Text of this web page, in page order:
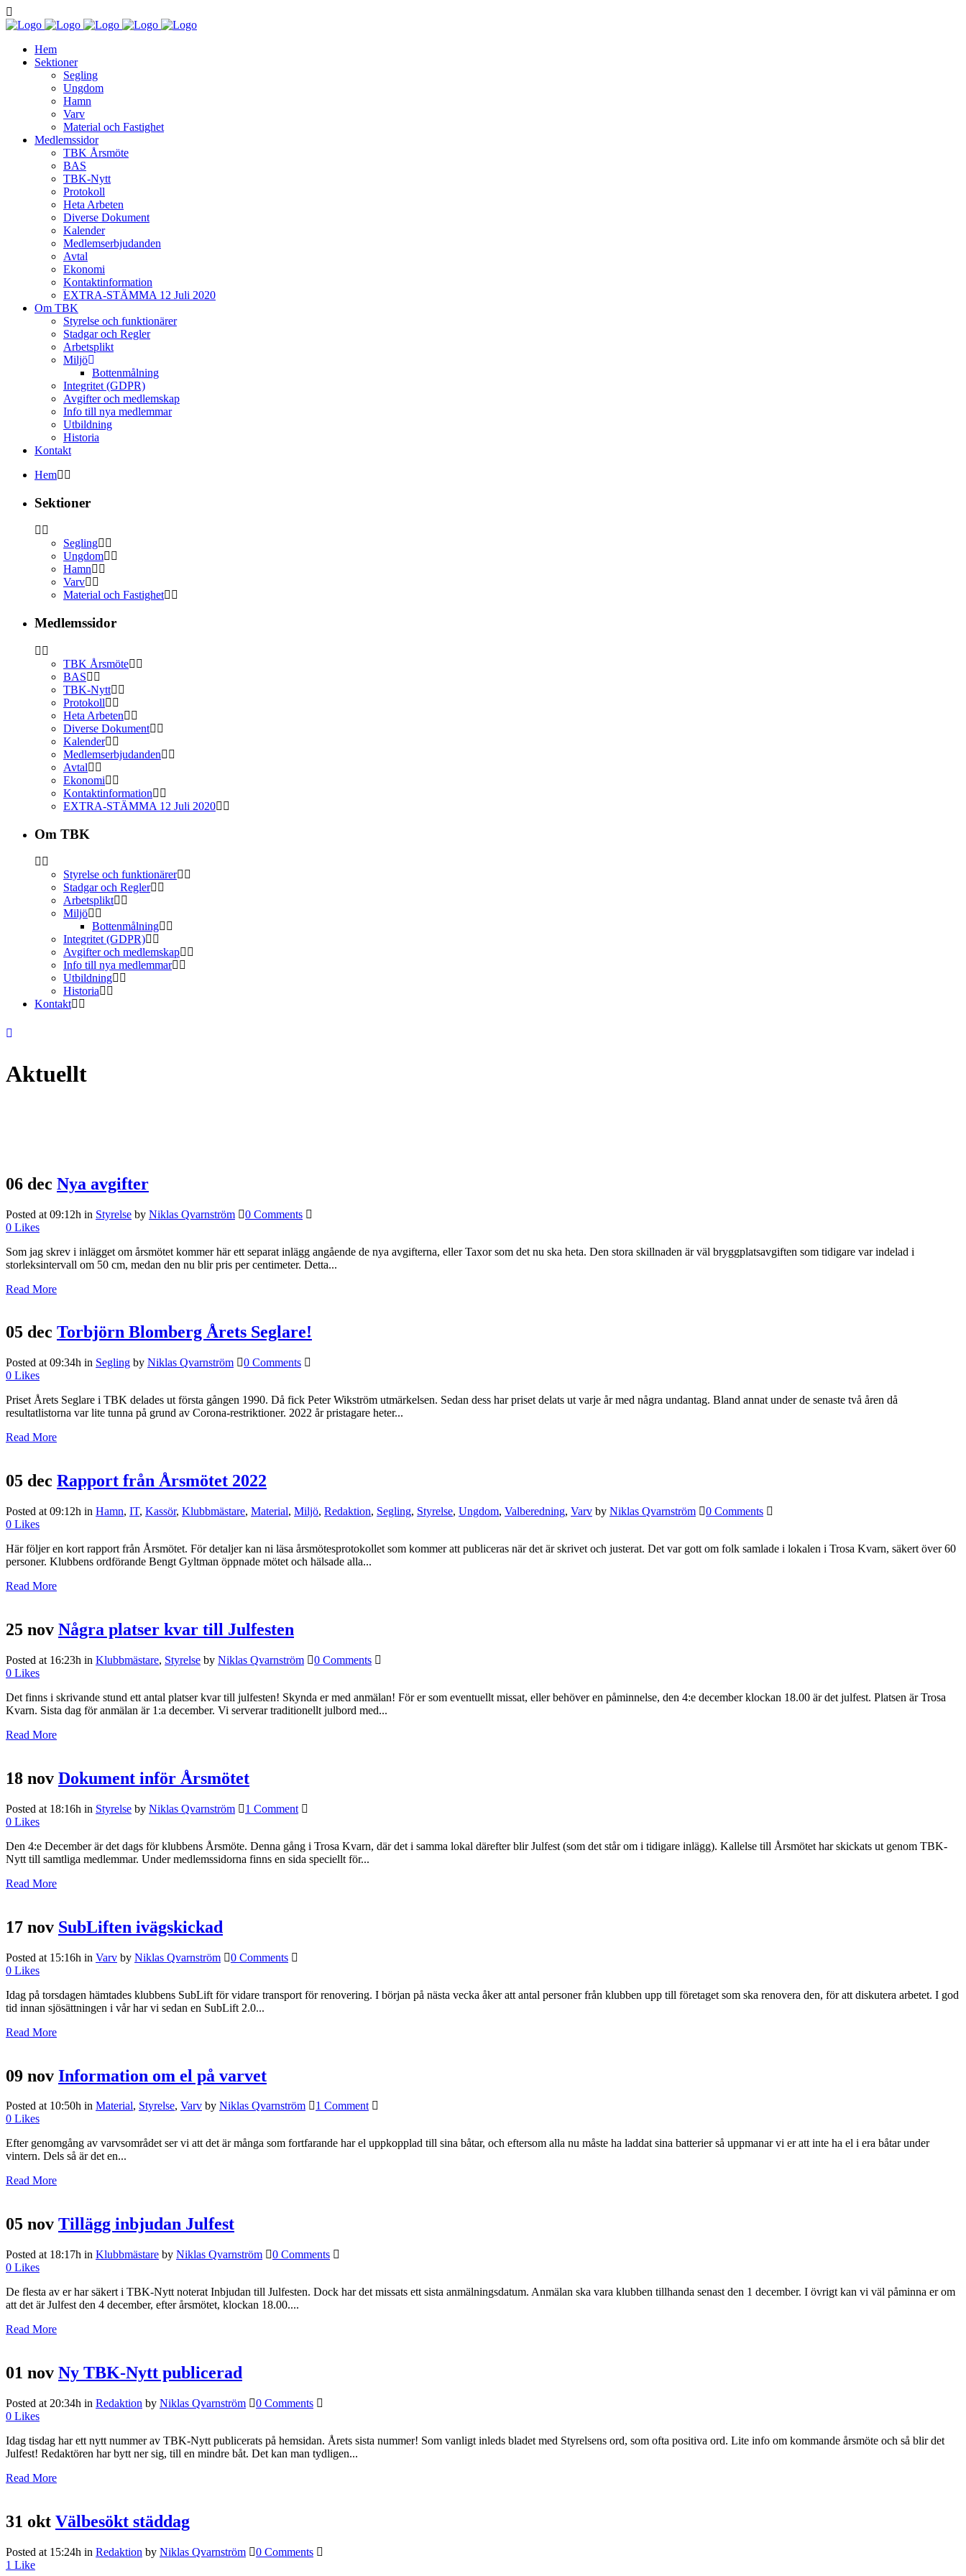
Hem
Sektioner
Segling
Ungdom
Hamn
Varv
Material och Fastighet
Medlemssidor
TBK Årsmöte
BAS
TBK-Nytt
Protokoll
Heta Arbeten
Diverse Dokument
Kalender
Medlemserbjudanden
Avtal
Ekonomi
Kontaktinformation
EXTRA-STÄMMA 12 Juli 2020
Om TBK
Styrelse och funktionärer
Stadgar och Regler
Arbetsplikt
Miljö
Bottenmålning
Integritet (GDPR)
Avgifter och medlemskap
Info till nya medlemmar
Utbildning
Historia
Kontakt
Hem
Sektioner
Segling
Ungdom
Hamn
Varv
Material och Fastighet
Medlemssidor
TBK Årsmöte
BAS
TBK-Nytt
Protokoll
Heta Arbeten
Diverse Dokument
Kalender
Medlemserbjudanden
Avtal
Ekonomi
Kontaktinformation
EXTRA-STÄMMA 12 Juli 2020
Om TBK
Styrelse och funktionärer
Stadgar och Regler
Arbetsplikt
Miljö
Bottenmålning
Integritet (GDPR)
Avgifter och medlemskap
Info till nya medlemmar
Utbildning
Historia
Kontakt
Aktuellt
06 dec Nya avgifter
Posted at 09:12h in Styrelse by Niklas Qvarnström
0 Comments
0 Likes
Som jag skrev i inlägget om årsmötet kommer här ett separat inlägg angående de nya avgifterna, eller Taxor som det nu ska heta. Den stora skillnaden är väl bryggplatsavgiften som tidigare var indelad i
storleksintervall om 50 cm, medan den nu blir pris per centimeter. Detta...
Read More
05 dec Torbjörn Blomberg Årets Seglare!
Posted at 09:34h in Segling by Niklas Qvarnström
0 Comments
0 Likes
Priset Årets Seglare i TBK delades ut första gången 1990. Då fick Peter Wikström utmärkelsen. Sedan dess har priset delats ut varje år med några undantag. Bland annat under de senaste två åren då
resultatlistorna var lite tunna på grund av Corona-restriktioner. 2022 år pristagare heter...
Read More
05 dec Rapport från Årsmötet 2022
Posted at 09:12h in Hamn, IT, Kassör, Klubbmästare, Material, Miljö, Redaktion, Segling, Styrelse, Ungdom, Valberedning, Varv by Niklas Qvarnström
0 Comments
0 Likes
Här följer en kort rapport från Årsmötet. För detaljer kan ni läsa årsmötesprotokollet som kommer att publiceras när det är skrivet och justerat. Det var gott om folk samlade i lokalen i Trosa Kvarn, säkert över 60
personer. Klubbens ordförande Bengt Gyltman öppnade mötet och hälsade alla...
Read More
25 nov Några platser kvar till Julfesten
Posted at 16:23h in Klubbmästare, Styrelse by Niklas Qvarnström
0 Comments
0 Likes
Det finns i skrivande stund ett antal platser kvar till julfesten! Skynda er med anmälan! För er som eventuellt missat, eller behöver en påminnelse, den 4:e december klockan 18.00 är det julfest. Platsen är Trosa
Kvarn. Sista dag för anmälan är 1:a december. Vi serverar traditionellt julbord med...
Read More
18 nov Dokument inför Årsmötet
Posted at 18:16h in Styrelse by Niklas Qvarnström
1 Comment
0 Likes
Den 4:e December är det dags för klubbens Årsmöte. Denna gång i Trosa Kvarn, där det i samma lokal därefter blir Julfest (som det står om i tidigare inlägg). Kallelse till Årsmötet har skickats ut genom TBK-
Nytt till samtliga medlemmar. Under medlemssidorna finns en sida speciellt för...
Read More
17 nov SubLiften ivägskickad
Posted at 15:16h in Varv by Niklas Qvarnström
0 Comments
0 Likes
Idag på torsdagen hämtades klubbens SubLift för vidare transport för renovering. I början på nästa vecka åker att antal personer från klubben upp till företaget som ska renovera den, för att diskutera arbetet. I god
tid innan sjösättningen i vår har vi sedan en SubLift 2.0...
Read More
09 nov Information om el på varvet
Posted at 10:50h in Material, Styrelse, Varv by Niklas Qvarnström
1 Comment
0 Likes
Efter genomgång av varvsområdet ser vi att det är många som fortfarande har el uppkopplad till sina båtar, och eftersom alla nu måste ha laddat sina batterier så uppmanar vi er att inte ha el i era båtar under
vintern. Dels så är det en...
Read More
05 nov Tillägg inbjudan Julfest
Posted at 18:17h in Klubbmästare by Niklas Qvarnström
0 Comments
0 Likes
De flesta av er har säkert i TBK-Nytt noterat Inbjudan till Julfesten. Dock har det missats ett sista anmälningsdatum. Anmälan ska vara klubben tillhanda senast den 1 december. I övrigt kan vi väl påminna er om
att det är Julfest den 4 december, efter årsmötet, klockan 18.00....
Read More
01 nov Ny TBK-Nytt publicerad
Posted at 20:34h in Redaktion by Niklas Qvarnström
0 Comments
0 Likes
Idag tisdag har ett nytt nummer av TBK-Nytt publicerats på hemsidan. Årets sista nummer! Som vanligt inleds bladet med Styrelsens ord, som ofta positiva ord. Lite info om kommande årsmöte och så blir det
Julfest! Redaktören har bytt ner sig, till en mindre båt. Det kan man tydligen...
Read More
31 okt Välbesökt städdag
Posted at 15:24h in Redaktion by Niklas Qvarnström
0 Comments
1 Like